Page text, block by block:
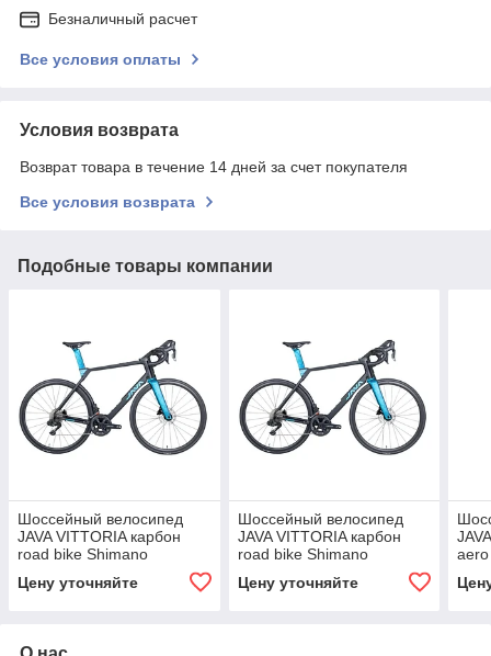
Безналичный расчет
Все условия оплаты
Условия возврата
Возврат товара в течение 14 дней за счет покупателя
Все условия возврата
Подобные товары компании
Шоссейный велосипед
JAVA VITTORIA карбон
road bike Shimano
гидравлические дисковые
тормоза 700C
Цену уточняйте
Шоссейный велосипед
JAVA VITTORIA карбон
road bike Shimano
гидравлические дисковые
тормоза 700C
Цену уточняйте